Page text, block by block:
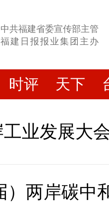
中共福建省委宣传部主管
福建日报报业集团主办
时评 天下
业发展大
）两岸碳中